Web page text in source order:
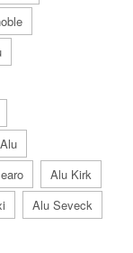
Alu Kirk
Alu Seveck